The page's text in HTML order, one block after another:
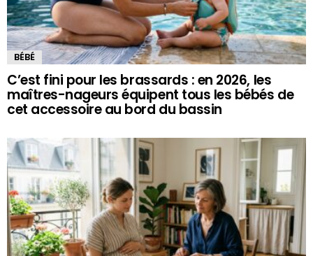
BÉBÉ
C’est fini pour les brassards : en 2026, les
maîtres-nageurs équipent tous les bébés de
cet accessoire au bord du bassin